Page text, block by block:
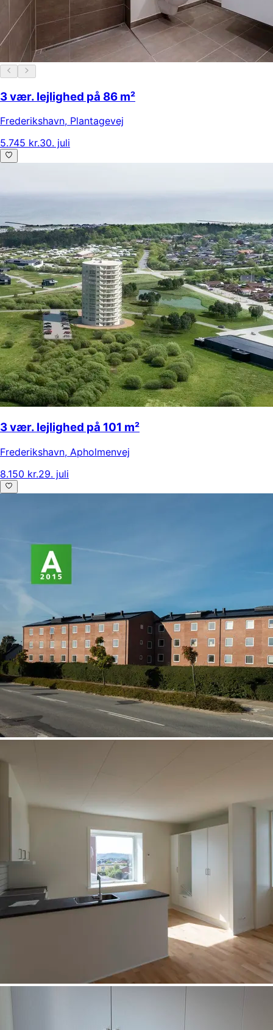
3 vær. lejlighed på 86 m²
Frederikshavn, Plantagevej
5.745 kr.30. juli
3 vær. lejlighed på 101 m²
Frederikshavn, Apholmenvej
8.150 kr.29. juli